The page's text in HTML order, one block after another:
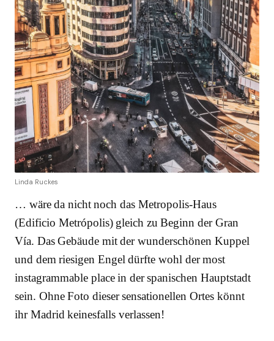
Linda Ruckes
… wäre da nicht noch das Metropolis-Haus
(Edificio Metrópolis) gleich zu Beginn der Gran
Vía. Das Gebäude mit der wunderschönen Kuppel
und dem riesigen Engel dürfte wohl der most
instagrammable place in der spanischen Hauptstadt
sein. Ohne Foto dieser sensationellen Ortes könnt
ihr Madrid keinesfalls verlassen!